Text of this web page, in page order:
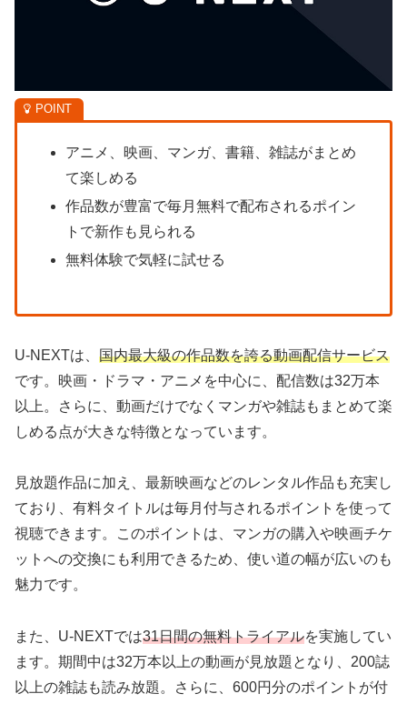
アニメ、映画、マンガ、書籍、雑誌がまとめ
て楽しめる
作品数が豊富で毎月無料で配布されるポイン
トで新作も見られる
無料体験で気軽に試せる
U-NEXTは、 国内最大級の作品数を誇る動画配信サービス
です。映画・ドラマ・アニメを中心に、配信数は32万本
以上。さらに、動画だけでなくマンガや雑誌もまとめて楽
しめる点が大きな特徴となっています。
見放題作品に加え、最新映画などのレンタル作品も充実し
ており、有料タイトルは毎月付与されるポイントを使って
視聴できます。このポイントは、マンガの購入や映画チケ
ットへの交換にも利用できるため、使い道の幅が広いのも
魅力です。
また、U-NEXTでは31日間の無料トライアルを実施してい
ます。期間中は32万本以上の動画が見放題となり、200誌
以上の雑誌も読み放題。さらに、600円分のポイントが付